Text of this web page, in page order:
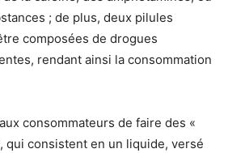
; de plus, deux pilules
composées de drogues
rendant ainsi la consommation
consommateurs de faire des «
qui consistent en un liquide, versé